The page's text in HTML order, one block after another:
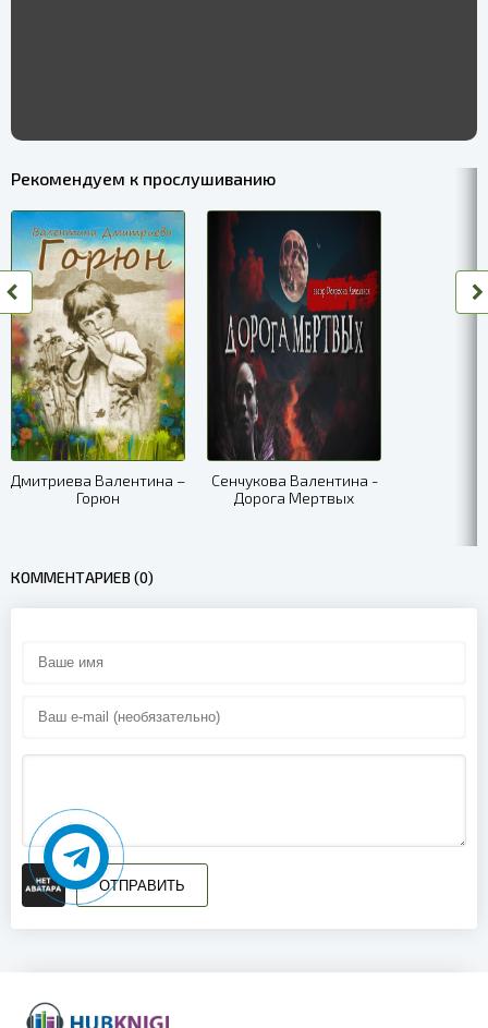
Рекомендуем к прослушиванию
Дмитриева Валентина –
Горюн
Сенчукова Валентина -
Дорога Мертвых
КОММЕНТАРИЕВ (0)
ОТПРАВИТЬ